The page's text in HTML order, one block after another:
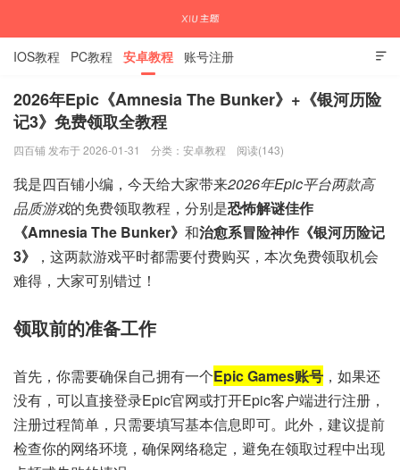
国内外APP下载注册教程

IOS教程 PC教程 安卓教程 账号注册
2026年Epic《Amnesia The Bunker》+《银河历险
记3》免费领取全教程
四百铺 发布于 2026-01-31 分类： 安卓教程 阅读(143)
我是四百铺小编，今天给大家带来2026年Epic平台两款高
品质游戏的免费领取教程，分别是恐怖解谜佳作
《Amnesia The Bunker》 和治愈系冒险神作《银河历险记
3》
，这两款游戏平时都需要付费购买，本次免费领取机会
难得，大家可别错过！
领取前的准备工作
首先，你需要确保自己拥有一个Epic Games账号 ，如果还
没有，可以直接登录Epic官网或打开Epic客户端进行注册，
注册过程简单，只需要填写基本信息即可。此外，建议提前
检查你的网络环境，确保网络稳定，避免在领取过程中出现